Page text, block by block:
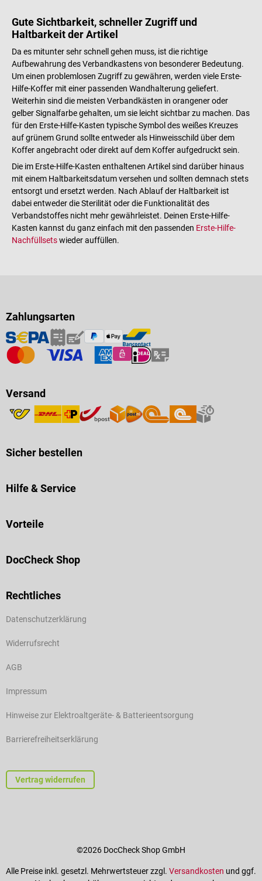
Gute Sichtbarkeit, schneller Zugriff und
Haltbarkeit der Artikel
Da es mitunter sehr schnell gehen muss, ist die richtige
Aufbewahrung des Verbandkastens von besonderer Bedeutung.
Um einen problemlosen Zugriff zu gewähren, werden viele Erste-
Hilfe-Koffer mit einer passenden Wandhalterung geliefert.
Weiterhin sind die meisten Verbandkästen in orangener oder
gelber Signalfarbe gehalten, um sie leicht sichtbar zu machen. Das
für den Erste-Hilfe-Kasten typische Symbol des weißes Kreuzes
auf grünem Grund sollte entweder als Hinweisschild über dem
Koffer angebracht oder direkt auf dem Koffer aufgedruckt sein.
Die im Erste-Hilfe-Kasten enthaltenen Artikel sind darüber hinaus
mit einem Haltbarkeitsdatum versehen und sollten demnach stets
entsorgt und ersetzt werden. Nach Ablauf der Haltbarkeit ist
dabei entweder die Sterilität oder die Funktionalität des
Verbandstoffes nicht mehr gewährleistet. Deinen Erste-Hilfe-
Kasten kannst du ganz einfach mit den passenden Erste-Hilfe-
Nachfüllsetswieder auffüllen.
Zahlungsarten
Versand
Sicher bestellen
Hilfe & Service
Vorteile
DocCheck Shop
Rechtliches
Datenschutzerklärung
Widerrufsrecht
AGB
Impressum
Hinweise zur Elektroaltgeräte- & Batterieentsorgung
Barrierefreiheitserklärung
Vertrag widerrufen
©2026 DocCheck Shop GmbH
Alle Preise inkl. gesetzl. Mehrwertsteuer zzgl. Versandkosten und ggf.